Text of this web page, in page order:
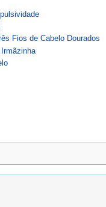
Fios de Cabelo Dourados